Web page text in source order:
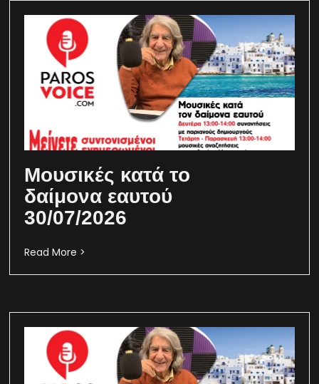
Μουσικές κατά το
δαίμονα εαυτού
30/07/2026
Read More >